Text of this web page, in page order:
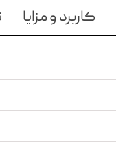
کاربرد و مزایا